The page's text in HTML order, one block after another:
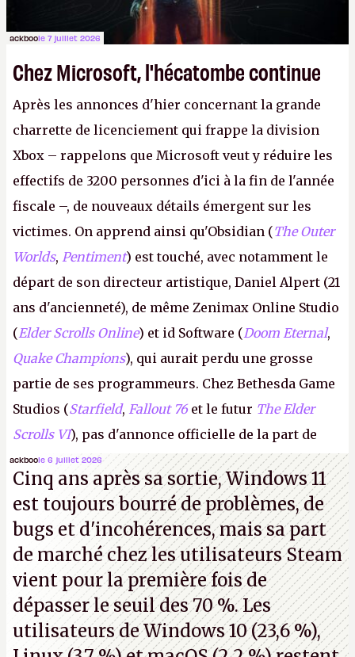
ackboole 7 juillet 2026
Chez Microsoft, l'hécatombe continue
Après les annonces d'hier concernant la grande
charrette de licenciement qui frappe la division
Xbox – rappelons que Microsoft veut y réduire les
effectifs de 3200 personnes d'ici à la fin de l'année
fiscale –, de nouveaux détails émergent sur les
victimes. On apprend ainsi qu'Obsidian (The Outer
Worlds, Pentiment) est touché, avec notamment le
départ de son directeur artistique, Daniel Alpert (21
ans d'ancienneté), de même Zenimax Online Studio
(Elder Scrolls Online) et id Software (Doom Eternal,
Quake Champions), qui aurait perdu une grosse
partie de ses programmeurs. Chez Bethesda Game
Studios (Starfield, Fallout 76 et le futur The Elder
Scrolls VI), pas d'annonce officielle de la part de
Microsoft, mais le syndicat des employés confirme
de nombreux licenciements.A.
ackboole 6 juillet 2026
Cinq ans après sa sortie, Windows 11
est toujours bourré de problèmes, de
bugs et d'incohérences, mais sa part
de marché chez les utilisateurs Steam
vient pour la première fois de
dépasser le seuil des 70 %. Les
utilisateurs de Windows 10 (23,6 %),